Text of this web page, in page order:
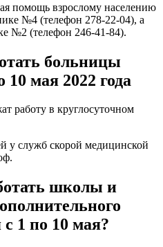
помощь взрослому населению
№4 (телефон 278-22-04), а
№2 (телефон 246-41-84).
больницы
мая 2022 года
работу в круглосуточном
у служб скорой медицинской
школы и
с 1 по 10 мая?